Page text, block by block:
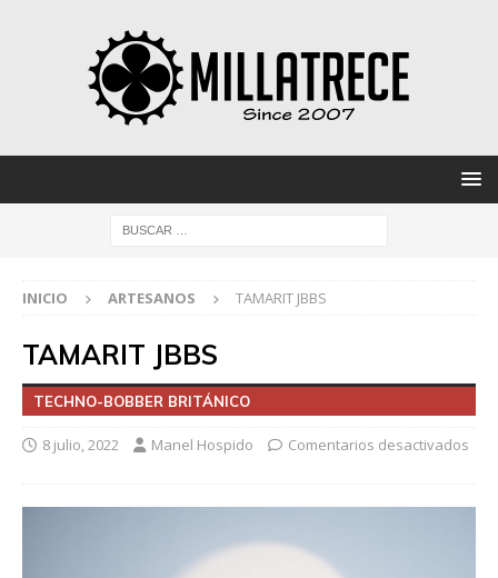
INICIO ARTESANOS TAMARIT JBBS
TAMARIT JBBS
TECHNO-BOBBER BRITÁNICO
8 julio, 2022 Manel Hospido Comentarios desactivados